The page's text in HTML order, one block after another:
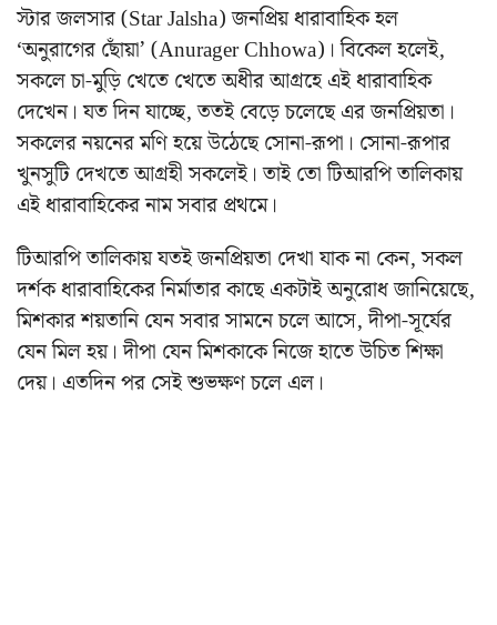
স্টার জলসার (Star Jalsha) জনপ্রিয় ধারাবাহিক হল
‘অনুরাগের ছোঁয়া’ (Anurager Chhowa)। বিকেল হলেই,
সকলে চা-মুড়ি খেতে খেতে অধীর আগ্রহে এই ধারাবাহিক
দেখেন। যত দিন যাচ্ছে, ততই বেড়ে চলেছে এর জনপ্রিয়তা।
সকলের নয়নের মণি হয়ে উঠেছে সোনা-রূপা। সোনা-রূপার
খুনসুটি দেখতে আগ্রহী সকলেই। তাই তো টিআরপি তালিকায়
এই ধারাবাহিকের নাম সবার প্রথমে।
টিআরপি তালিকায় যতই জনপ্রিয়তা দেখা যাক না কেন, সকল
দর্শক ধারাবাহিকের নির্মাতার কাছে একটাই অনুরোধ জানিয়েছে,
মিশকার শয়তানি যেন সবার সামনে চলে আসে, দীপা-সূর্যের
যেন মিল হয়। দীপা যেন মিশকাকে নিজে হাতে উচিত শিক্ষা
দেয়। এতদিন পর সেই শুভক্ষণ চলে এল।